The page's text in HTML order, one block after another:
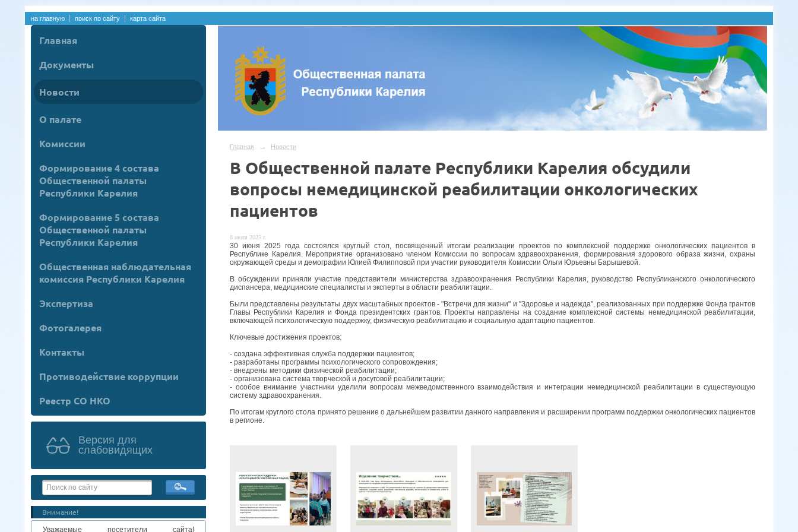
на главную поиск по сайту карта сайта
Главная
Документы
Новости
О палате
Комиссии
Формирование 4 состава
Общественной палаты
Республики Карелия
Формирование 5 состава
Общественной палаты
Республики Карелия
Общественная наблюдательная
комиссия Республики Карелия
Экспертиза
Фотогалерея
Контакты
Противодействие коррупции
Реестр СО НКО
Версия для
слабовидящих
Внимание!
Уважаемые посетители сайта!
Главная → Новости
В Общественной палате Республики Карелия обсудили
вопросы немедицинской реабилитации онкологических
пациентов
8 июля 2025 г.
30 июня 2025 года состоялся круглый стол, посвященный итогам реализации проектов по комплексной поддержке онкологических пациентов в
Республике Карелия. Мероприятие организовано членом Комиссии по вопросам здравоохранения, формирования здорового образа жизни, охраны
окружающей среды и демографии Юлией Филипповой при участии руководителя Комиссии Ольги Юрьевны Барышевой.
В обсуждении приняли участие представители министерства здравоохранения Республики Карелия, руководство Республиканского онкологического
диспансера, медицинские специалисты и эксперты в области реабилитации.
Были представлены результаты двух масштабных проектов - "Встречи для жизни" и "Здоровье и надежда", реализованных при поддержке Фонда грантов
Главы Республики Карелия и Фонда президентских грантов. Проекты направлены на создание комплексной системы немедицинской реабилитации,
включающей психологическую поддержку, физическую реабилитацию и социальную адаптацию пациентов.
Ключевые достижения проектов:
- создана эффективная служба поддержки пациентов;
- разработаны программы психологического сопровождения;
- внедрены методики физической реабилитации;
- организована система творческой и досуговой реабилитации;
- особое внимание участники уделили вопросам межведомственного взаимодействия и интеграции немедицинской реабилитации в существующую
систему здравоохранения.
По итогам круглого стола принято решение о дальнейшем развитии данного направления и расширении программ поддержки онкологических пациентов
в регионе.